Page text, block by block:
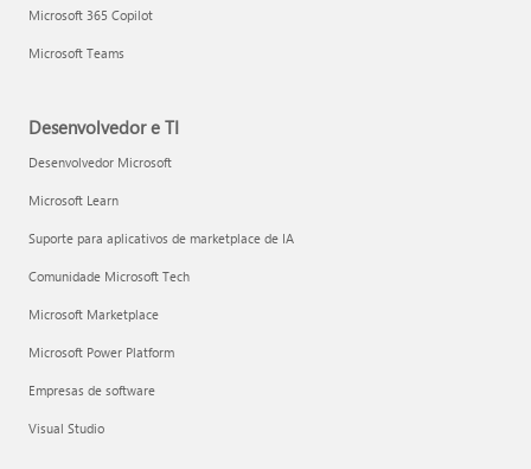
Microsoft 365 Copilot
Microsoft Teams
Desenvolvedor e TI
Desenvolvedor Microsoft
Microsoft Learn
Suporte para aplicativos de marketplace de IA
Comunidade Microsoft Tech
Microsoft Marketplace
Microsoft Power Platform
Empresas de software
Visual Studio